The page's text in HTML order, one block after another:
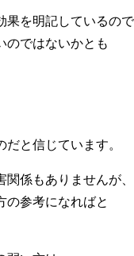
果を明記しているの
のではないかとも
と信じています。
係もありませんが、
の参考になればと